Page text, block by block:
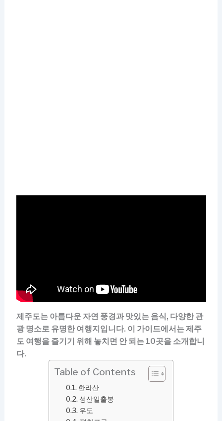
제주도는 아름다운 자연 풍경과 맛있는 음식, 다양한 관
광 명소로 유명한 여행지입니다. 이 가이드에서는 제주
도 여행을 즐기기 위해 놓치면 안 되는 10곳을 소개합니
다.
Table of Contents
한라산
성산일출봉
우도